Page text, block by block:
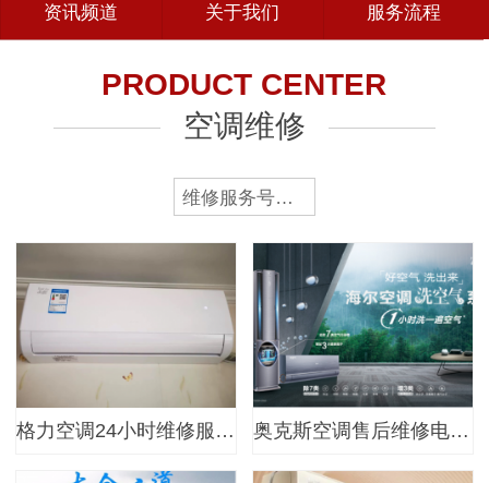
资讯频道 关于我们 服务流程
PRODUCT CENTER
空调维修
维修服务号码分享
格力空调24小时维修服务号码{… 奥克斯空调售后维修电话|奥克…